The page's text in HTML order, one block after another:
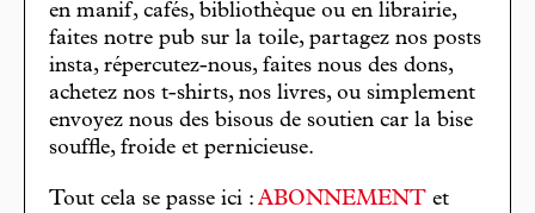
en manif, cafés, bibliothèque ou en librairie,
faites notre pub sur la toile, partagez nos posts
insta, répercutez-nous, faites nous des dons,
achetez nos t-shirts, nos livres, ou simplement
envoyez nous des bisous de soutien car la bise
souffle, froide et pernicieuse.
Tout cela se passe ici : ABONNEMENT et